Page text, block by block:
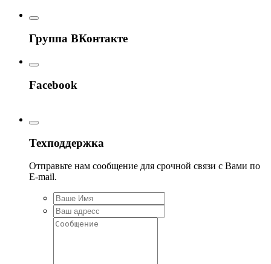
Группа ВКонтакте
Facebook
Техподдержка
Отправьте нам сообщение для срочной связи с Вами по
E-mail.